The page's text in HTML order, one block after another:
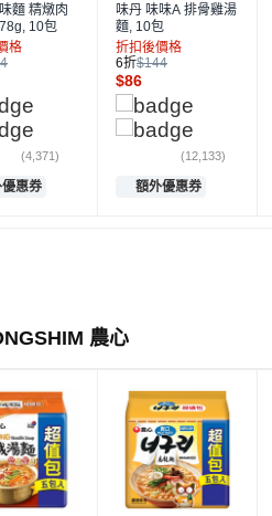
麵 精燉肉
10包
格
(4,371)
惠券
味丹 味味A 排骨雞湯
麵, 10包
折扣後價格
6折$144
$86
(12,133)
額外優惠券
農心